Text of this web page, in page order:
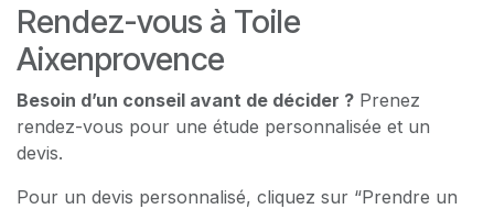
Rendez-vous à Toile
Aixenprovence
Besoin d’un conseil avant de décider ? Prenez
rendez-vous pour une étude personnalisée et un
devis.
Pour un devis personnalisé, cliquez sur “Prendre un